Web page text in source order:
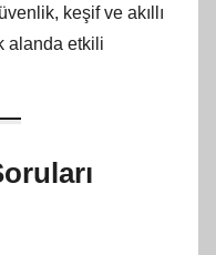
keşif ve akıllı
alanda etkili